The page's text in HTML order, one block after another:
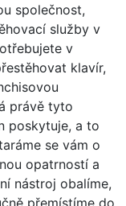
společnost,
služby v
v
klavír,
právě tyto
poskytuje, a to
se vám o
opatrností a
nástroj obalíme,
přemístíme do